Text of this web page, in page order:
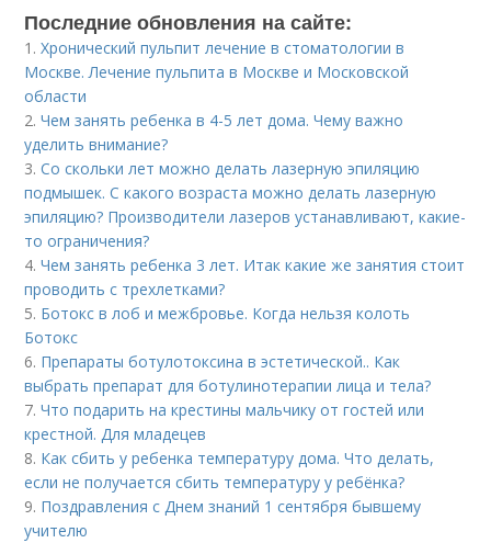
Последние обновления на сайте:
1.Хронический пульпит лечение в стоматологии в
Москве. Лечение пульпита в Москве и Московской
области
2.Чем занять ребенка в 4-5 лет дома. Чему важно
уделить внимание?
3.Со скольки лет можно делать лазерную эпиляцию
подмышек. С какого возраста можно делать лазерную
эпиляцию? Производители лазеров устанавливают, какие-
то ограничения?
4.Чем занять ребенка 3 лет. Итак какие же занятия стоит
проводить с трехлетками?
5. Ботокс в лоб и межбровье. Когда нельзя колоть
Ботокс
6. Препараты ботулотоксина в эстетической.. Как
выбрать препарат для ботулинотерапии лица и тела?
7.Что подарить на крестины мальчику от гостей или
крестной. Для младецев
8. Как сбить у ребенка температуру дома. Что делать,
если не получается сбить температуру у ребёнка?
9. Поздравления с Днем знаний 1 сентября бывшему
учителю